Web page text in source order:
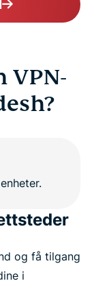
VPN-
og få tilgang
i